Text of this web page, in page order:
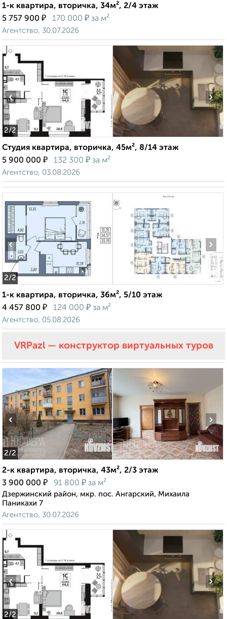
1-к квартира, вторичка, 34м², 2/4 этаж
5 757 900 ₽ 170 000 ₽ за м²
Агентство, 30.07.2026
2/2
‹ ›
Студия квартира, вторичка, 45м², 8/14 этаж
5 900 000 ₽ 132 300 ₽ за м²
Агентство, 03.08.2026
2/2
‹ ›
1-к квартира, вторичка, 36м², 5/10 этаж
4 457 800 ₽ 124 000 ₽ за м²
Агентство, 05.08.2026
VRPazl — конструктор виртуальных туров
2/2
‹ ›
2-к квартира, вторичка, 43м², 2/3 этаж
3 900 000 ₽ 91 800 ₽ за м²
Дзержинский район, мкр. пос. Ангарский, Михаила
Паникахи 7
Агентство, 30.07.2026
2/2
‹ ›